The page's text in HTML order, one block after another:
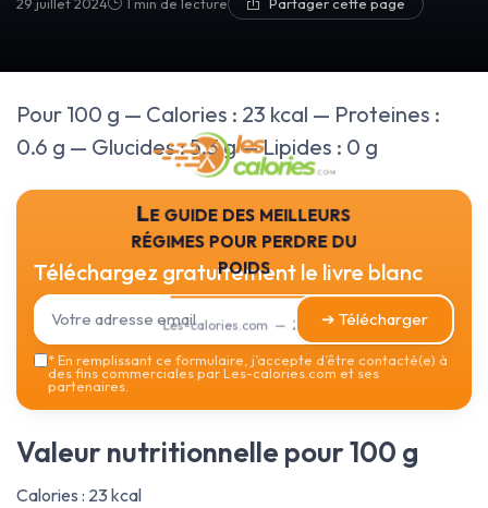
29 juillet 2024 1 min de lecture Partager cette page
Pour 100 g — Calories : 23 kcal — Proteines :
0.6 g — Glucides : 5.3 g — Lipides : 0 g
Le guide des meilleurs
régimes pour perdre du
poids
Les-calories.com — 2026
Téléchargez gratuitement le livre blanc
➔ Télécharger
*En remplissant ce formulaire, j’accepte d’être contacté(e) à
des fins commerciales par Les-calories.com et ses
partenaires.
Valeur nutritionnelle pour 100 g
Calories : 23 kcal